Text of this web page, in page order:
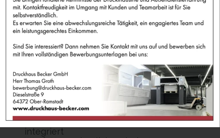
NEBENAGGREGATE
Wassergekühlte Peripherie– alle
Aggregate sind in das komplexe
wassergekühlte Maschinenkonzept
integriert